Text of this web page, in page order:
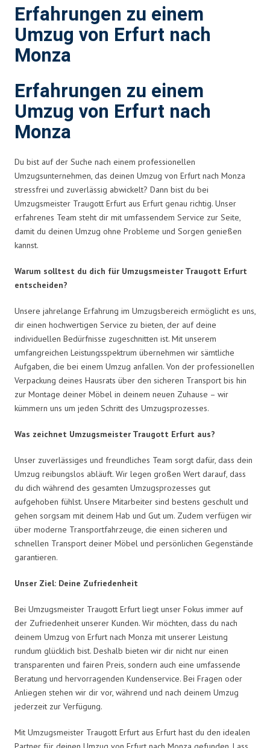
Erfahrungen zu einem
Umzug von Erfurt nach
Monza
Erfahrungen zu einem
Umzug von Erfurt nach
Monza
Du bist auf der Suche nach einem professionellen
Umzugsunternehmen, das deinen Umzug von Erfurt nach Monza
stressfrei und zuverlässig abwickelt? Dann bist du bei
Umzugsmeister Traugott Erfurt aus Erfurt genau richtig. Unser
erfahrenes Team steht dir mit umfassendem Service zur Seite,
damit du deinen Umzug ohne Probleme und Sorgen genießen
kannst.
Warum solltest du dich für Umzugsmeister Traugott Erfurt
entscheiden?
Unsere jahrelange Erfahrung im Umzugsbereich ermöglicht es uns,
dir einen hochwertigen Service zu bieten, der auf deine
individuellen Bedürfnisse zugeschnitten ist. Mit unserem
umfangreichen Leistungsspektrum übernehmen wir sämtliche
Aufgaben, die bei einem Umzug anfallen. Von der professionellen
Verpackung deines Hausrats über den sicheren Transport bis hin
zur Montage deiner Möbel in deinem neuen Zuhause – wir
kümmern uns um jeden Schritt des Umzugsprozesses.
Was zeichnet Umzugsmeister Traugott Erfurt aus?
Unser zuverlässiges und freundliches Team sorgt dafür, dass dein
Umzug reibungslos abläuft. Wir legen großen Wert darauf, dass
du dich während des gesamten Umzugsprozesses gut
aufgehoben fühlst. Unsere Mitarbeiter sind bestens geschult und
gehen sorgsam mit deinem Hab und Gut um. Zudem verfügen wir
über moderne Transportfahrzeuge, die einen sicheren und
schnellen Transport deiner Möbel und persönlichen Gegenstände
garantieren.
Unser Ziel: Deine Zufriedenheit
Bei Umzugsmeister Traugott Erfurt liegt unser Fokus immer auf
der Zufriedenheit unserer Kunden. Wir möchten, dass du nach
deinem Umzug von Erfurt nach Monza mit unserer Leistung
rundum glücklich bist. Deshalb bieten wir dir nicht nur einen
transparenten und fairen Preis, sondern auch eine umfassende
Beratung und hervorragenden Kundenservice. Bei Fragen oder
Anliegen stehen wir dir vor, während und nach deinem Umzug
jederzeit zur Verfügung.
Mit Umzugsmeister Traugott Erfurt aus Erfurt hast du den idealen